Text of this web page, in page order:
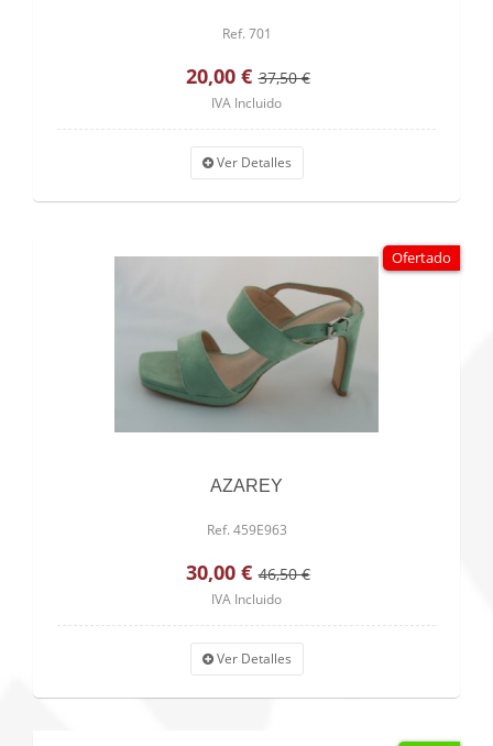
Ref. 701
20,00 € 37,50 €
IVA Incluido
Ver Detalles
Ofertado
AZAREY
Ref. 459E963
30,00 € 46,50 €
IVA Incluido
Ver Detalles